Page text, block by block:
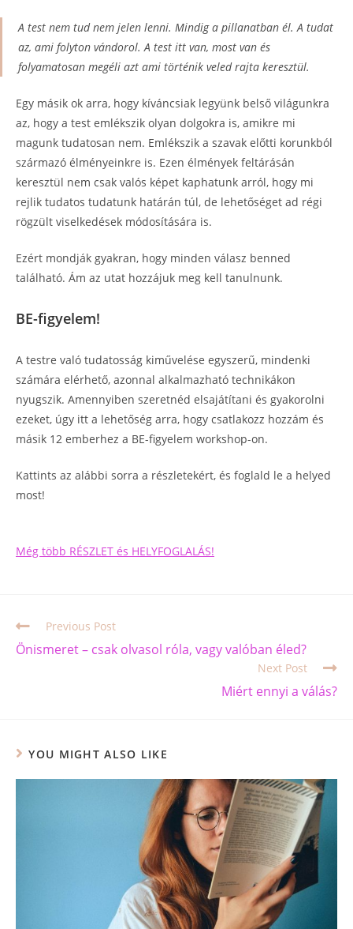
A test nem tud nem jelen lenni. Mindig a pillanatban él. A tudat
az, ami folyton vándorol. A test itt van, most van és
folyamatosan megéli azt ami történik veled rajta keresztül.
Egy másik ok arra, hogy kíváncsiak legyünk belső világunkra
az, hogy a test emlékszik olyan dolgokra is, amikre mi
magunk tudatosan nem. Emlékszik a szavak előtti korunkból
származó élményeinkre is. Ezen élmények feltárásán
keresztül nem csak valós képet kaphatunk arról, hogy mi
rejlik tudatos tudatunk határán túl, de lehetőséget ad régi
rögzült viselkedések módosítására is.
Ezért mondják gyakran, hogy minden válasz benned
található. Ám az utat hozzájuk meg kell tanulnunk.
BE-figyelem!
A testre való tudatosság kiművelése egyszerű, mindenki
számára elérhető, azonnal alkalmazható technikákon
nyugszik. Amennyiben szeretnéd elsajátítani és gyakorolni
ezeket, úgy itt a lehetőség arra, hogy csatlakozz hozzám és
másik 12 emberhez a BE-figyelem workshop-on.
Kattints az alábbi sorra a részletekért, és foglald le a helyed
most!
Még több RÉSZLET és HELYFOGLALÁS!
Previous Post
Önismeret – csak olvasol róla, vagy valóban éled?
Next Post
Miért ennyi a válás?
YOU MIGHT ALSO LIKE